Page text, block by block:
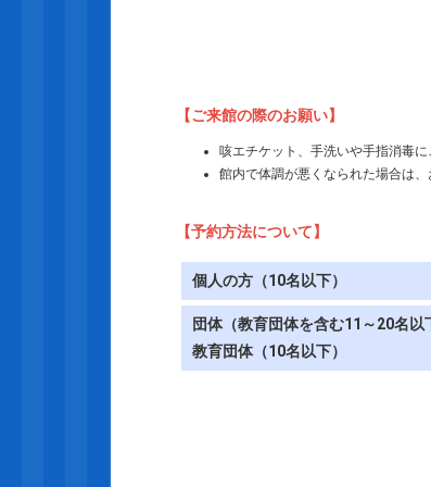
【ご来館の際のお願い】
咳エチケット、手洗いや手指消毒に
館内で体調が悪くなられた場合は
【予約方法について】
個人の方（10名以下）
団体（教育団体を含む11～20名以
教育団体（10名以下）